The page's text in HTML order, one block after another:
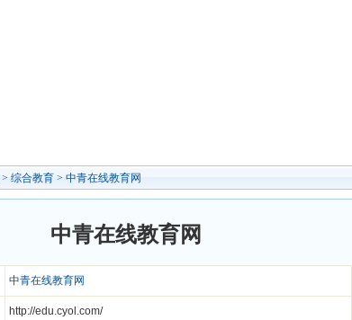
> 综合教育 > 中青在线教育网
中青在线教育网
中青在线教育网
http://edu.cyol.com/